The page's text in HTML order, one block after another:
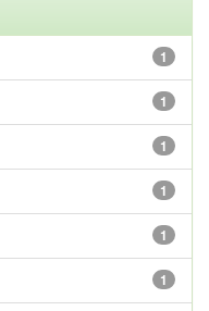
1
1
1
1
1
1